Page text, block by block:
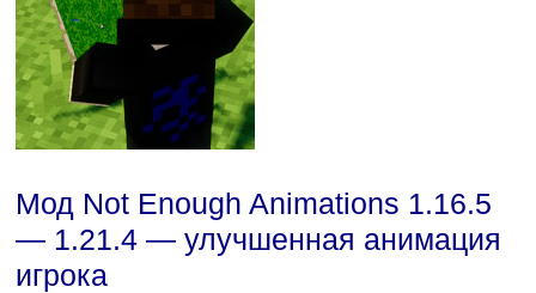
Мод Not Enough Animations 1.16.5
— 1.21.4 — улучшенная анимация
игрока